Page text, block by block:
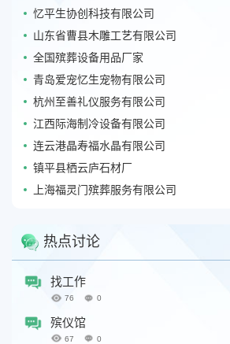
忆平生协创科技有限公司
山东省曹县木雕工艺有限公司
全国殡葬设备用品厂家
青岛爱宠忆生宠物有限公司
杭州至善礼仪服务有限公司
江西际海制冷设备有限公司
连云港晶寿福水晶有限公司
镇平县栖云庐石材厂
上海福灵门殡葬服务有限公司
热点讨论
找工作
76 0
殡仪馆
67 0